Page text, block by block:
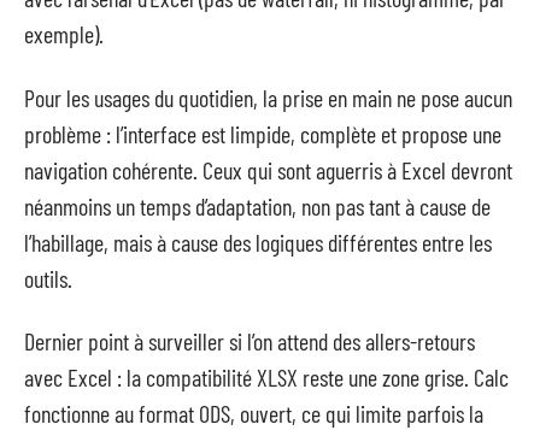
exemple).
Pour les usages du quotidien, la prise en main ne pose aucun
problème : l’interface est limpide, complète et propose une
navigation cohérente. Ceux qui sont aguerris à Excel devront
néanmoins un temps d’adaptation, non pas tant à cause de
l’habillage, mais à cause des logiques différentes entre les
outils.
Dernier point à surveiller si l’on attend des allers-retours
avec Excel : la compatibilité XLSX reste une zone grise. Calc
fonctionne au format ODS, ouvert, ce qui limite parfois la